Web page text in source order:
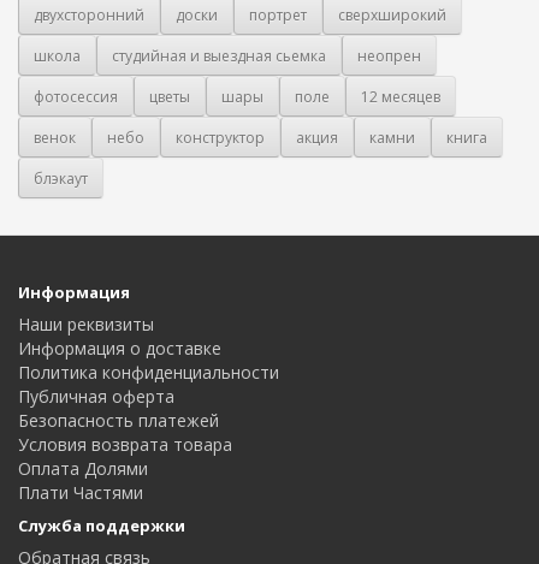
двухсторонний
доски портрет
сверхширокий
школа
студийная и выездная сьемка
неопрен
фотосессия
цветы шары поле
12 месяцев
венок
небо конструктор акция камни
книга
блэкаут
Информация
Наши реквизиты
Информация о доставке
Политика конфиденциальности
Публичная оферта
Безопасность платежей
Условия возврата товара
Оплата Долями
Плати Частями
Служба поддержки
Обратная связь